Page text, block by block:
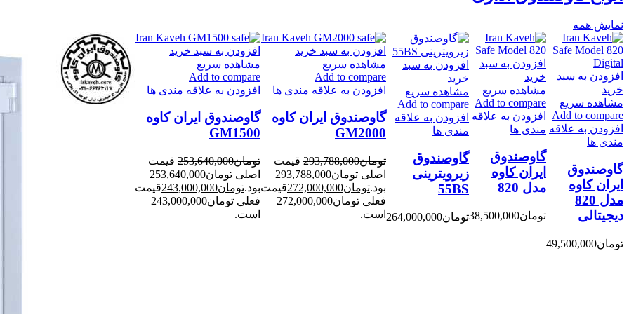
نمایش همه
افزودن به سبد
خرید
مشاهده سریع
Add to compare
افزودن به علاقه
مندی ها
گاوصندوق
ایران کاوه
مدل 820
دیجیتالی
تومان49,500,000
افزودن به سبد
خرید
مشاهده سریع
Add to compare
افزودن به علاقه
مندی ها
گاوصندوق
ایران کاوه
مدل 820
تومان38,500,000
افزودن به سبد
خرید
مشاهده سریع
Add to compare
افزودن به علاقه
مندی ها
گاوصندوق
زیرویترینی
55BS
تومان264,000,000
-7%
افزودن به سبد خرید
مشاهده سریع
Add to compare
افزودن به علاقه مندی ها
گاوصندوق ایران کاوه
GM2000
تومان293,788,000 قیمت
اصلی تومان293,788,000
بود.تومان272,000,000قیمت
فعلی تومان272,000,000
است.
-4%
افزودن به سبد خرید
مشاهده سریع
Add to compare
افزودن به علاقه مندی ها
گاوصندوق ایران کاوه
GM1500
تومان253,640,000 قیمت
اصلی تومان253,640,000
بود.تومان243,000,000قیمت
فعلی تومان243,000,000
است.
-3%